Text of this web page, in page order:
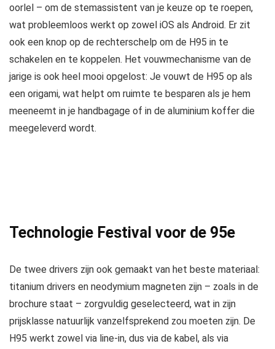
oorlel – om de stemassistent van je keuze op te roepen,
wat probleemloos werkt op zowel iOS als Android. Er zit
ook een knop op de rechterschelp om de H95 in te
schakelen en te koppelen. Het vouwmechanisme van de
jarige is ook heel mooi opgelost: Je vouwt de H95 op als
een origami, wat helpt om ruimte te besparen als je hem
meeneemt in je handbagage of in de aluminium koffer die
meegeleverd wordt.
Technologie Festival voor de 95e
De twee drivers zijn ook gemaakt van het beste materiaal:
titanium drivers en neodymium magneten zijn – zoals in de
brochure staat – zorgvuldig geselecteerd, wat in zijn
prijsklasse natuurlijk vanzelfsprekend zou moeten zijn. De
H95 werkt zowel via line-in, dus via de kabel, als via